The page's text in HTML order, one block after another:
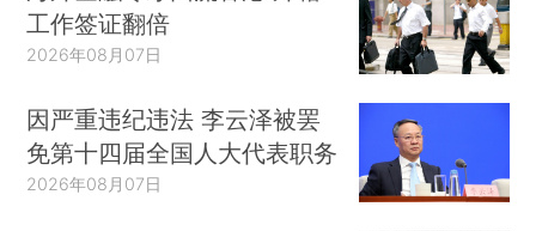
工作签证翻倍
2026年08月07日
因严重违纪违法 李云泽被罢
免第十四届全国人大代表职务
2026年08月07日